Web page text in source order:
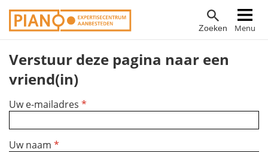
Overslaan
en
de
inhoud
gaan
Zoeken Menu
Hoofdnavigatie
Verstuur deze pagina naar een
vriend(in)
Uw e-mailadres *
Uw naam *